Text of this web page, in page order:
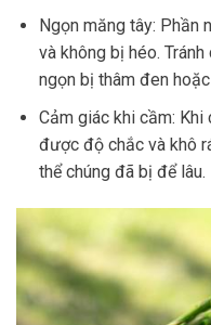
Ngọn măng tây: Phần
và không bị héo.
ngọn bị thâm đen
Cảm giác khi cầm: Khi
được độ chắc và khô
thể chúng đã bị để lâu.